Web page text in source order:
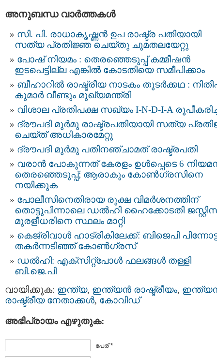
അനുബന്ധ വാര്‍ത്തകള്‍
സി. പി. രാധാകൃഷ്ണന്‍ ഉപ രാഷ്ട്ര പതിയായി
സത്യ പ്രതിജ്ഞ ചെയ്തു ചുമതലയേറ്റു
പോഷ് നിയമം : തെരഞ്ഞെടുപ്പ് കമ്മീഷൻ
ഇടപെട്ടില്ല എങ്കിൽ കോടതിയെ സമീപിക്കാം
ബീഹാറിൽ രാഷ്ട്രീയ നാടകം തുടർക്കഥ :
കുമാർ വീണ്ടും മുഖ്യമന്ത്രി
വിശാല പ്രതിപക്ഷ സഖ്യം I-N-D-I-A
ദ്രൗപദി മുര്‍മു രാഷ്ട്രപതിയായി സത്യ
ചെയ്ത് അധികാരമേറ്റു
ദ്രൗപദി മുര്‍മു പതിനഞ്ചാമത് രാഷ്ട്രപതി
വരാൻ പോകുന്നത് കേരളം ഉൾപ്പെടെ 6
തെരഞ്ഞെടുപ്പ്; ആരാകും കോൺഗ്രസിനെ
നയിക്കുക
പോലീസിനെതിരായ രൂക്ഷ വിമര്‍ശനത്തിന്
തൊട്ടുപിന്നാലെ ഡല്‍ഹി ഹൈക്കോടതി
മുരളീധരിനെ സ്ഥലം മാറ്റി
കെജ്രിവാള്‍ ഹാട്രികിലേക്ക്: ബിജെപി
തകര്‍ന്നടിഞ്ഞ് കോണ്‍ഗ്രസ്
ഡല്‍ഹി: എക്സിറ്റ്പോള്‍ ഫലങ്ങള്‍ തള്ളി
ബി.ജെ.പി
വായിക്കുക: ഇന്ത്യ, ഇന്ത്യന്‍ രാഷ്ട്രീയം,
രാഷ്ട്രീയ നേതാക്കള്‍, കോവിഡ്‌
അഭിപ്രായം എഴുതുക:
പേര് *